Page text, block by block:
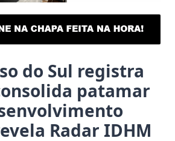
com a reforma tributária que
a importância cultural e
ações de conscientização e
do Sul registra
patamar
Radar IDHM